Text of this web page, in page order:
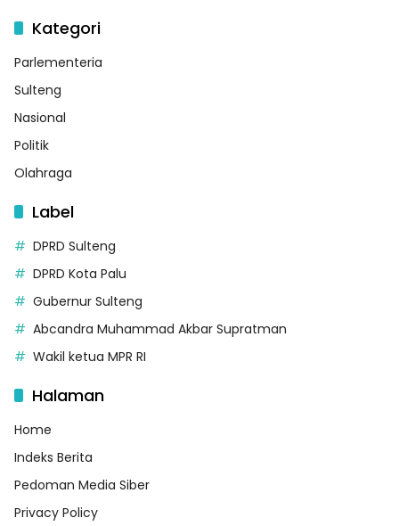
Kategori
Parlementeria
Sulteng
Nasional
Politik
Olahraga
Label
DPRD Sulteng
DPRD Kota Palu
Gubernur Sulteng
Abcandra Muhammad Akbar Supratman
Wakil ketua MPR RI
Halaman
Home
Indeks Berita
Pedoman Media Siber
Privacy Policy